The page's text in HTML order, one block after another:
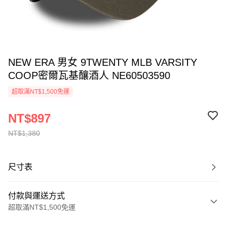
NEW ERA 男女 9TWENTY MLB VARSITY
COOP密爾瓦基釀酒人 NE60503590
超取滿NT$1,500免運
NT$1,380
NT$897
尺寸表
付款與運送方式
超取滿NT$1,500免運